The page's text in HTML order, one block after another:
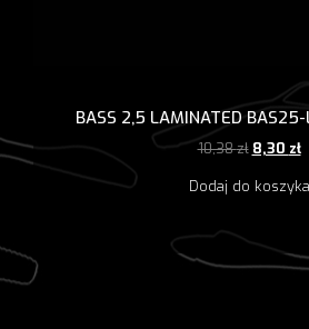
BASS 2,5 LAMINATED
10,38zł Pierwotna
wynosiła:
8,30 zł
Dodaj do koszyka